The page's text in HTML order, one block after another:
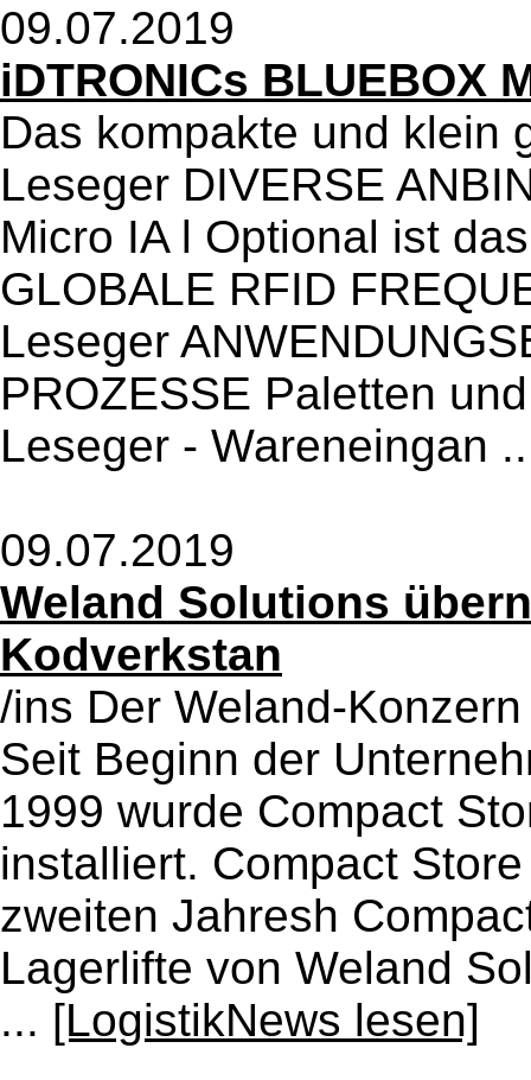
09.07.2019
iDTRONICs BLUEBOX
Das kompakte und klein
Leseger DIVERSE
Micro IA l Optional ist
GLOBALE RFID
Leseger
PROZESSE Paletten
Leseger - Wareneingan
09.07.2019
Weland Solutions
Kodverkstan
/ins Der Weland-
Seit Beginn der
1999 wurde Compact
installiert. Compact
zweiten Jahresh
Lagerlifte von Weland
... [LogistikNews lesen]